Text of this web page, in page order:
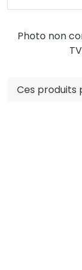
Photo non
Ces produits